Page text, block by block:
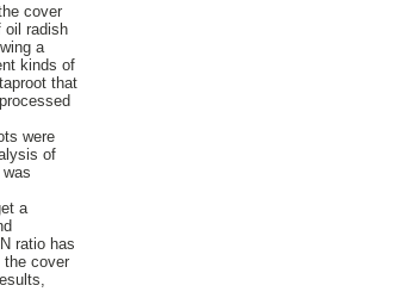
cover
oil radish
a
kinds of
that
were
of
a
ratio has
the cover